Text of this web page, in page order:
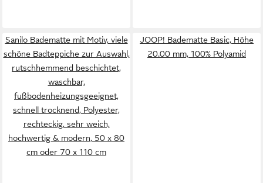
Sanilo Badematte mit Motiv, viele
schöne Badteppiche zur Auswahl,
rutschhemmend beschichtet,
waschbar,
fußbodenheizungsgeeignet,
schnell trocknend, Polyester,
rechteckig, sehr weich,
hochwertig & modern, 50 x 80
cm oder 70 x 110 cm
JOOP! Badematte Basic, Höhe
20.00 mm, 100% Polyamid